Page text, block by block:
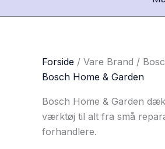
Forside / Vare Brand /
Bosch Home & Garden
Bosch Home & Garden
værktøj til alt fra små
forhandlere.